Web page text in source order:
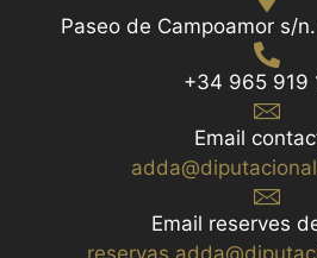
Paseo de Campoamor s/
+34 965 919
Email
Email reserves